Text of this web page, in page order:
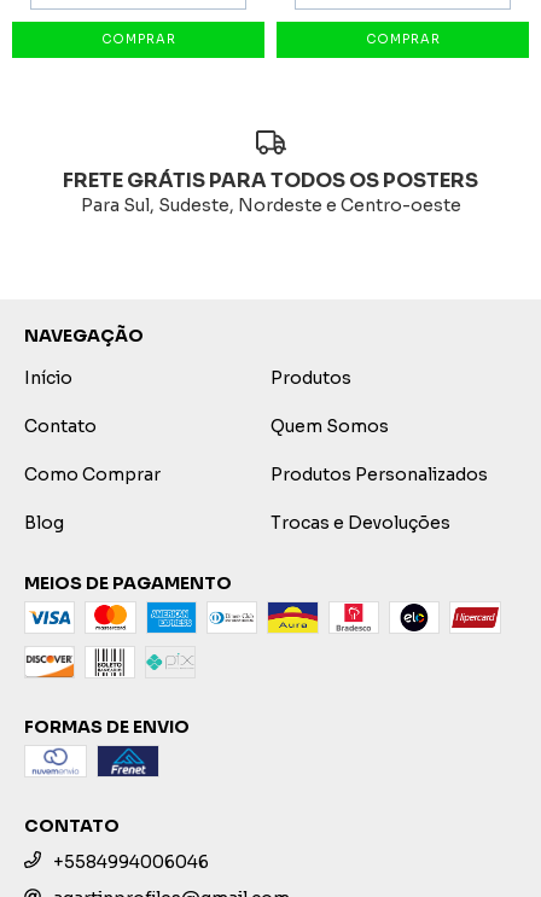
FRETE GRÁTIS PARA TODOS OS POSTERS
Para Sul, Sudeste, Nordeste e Centro-oeste
NAVEGAÇÃO
Início
Produtos
Contato Quem Somos
Como Comprar Produtos Personalizados
Blog Trocas e Devoluções
MEIOS DE PAGAMENTO
FORMAS DE ENVIO
CONTATO
+5584994006046